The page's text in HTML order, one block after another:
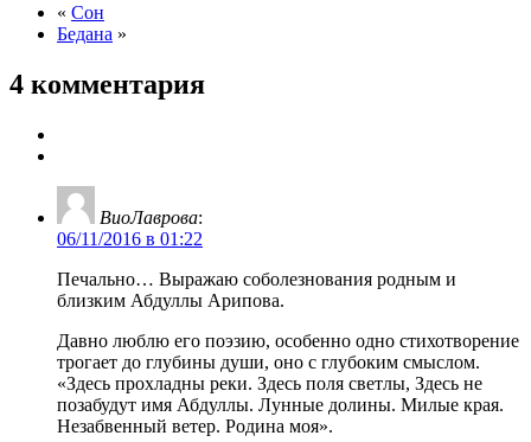
« Сон
Бедана »
4 комментария
ВиоЛаврова:
06/11/2016 в 01:22
Печально… Выражаю соболезнования родным и
близким Абдуллы Арипова.
Давно люблю его поэзию, особенно одно стихотворение
трогает до глубины души, оно с глубоким смыслом.
«Здесь прохладны реки. Здесь поля светлы, Здесь не
позабудут имя Абдуллы. Лунные долины. Милые края.
Незабвенный ветер. Родина моя».